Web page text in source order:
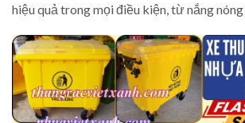
hiệu quả trong mọi điều kiện, từ nắng nóng